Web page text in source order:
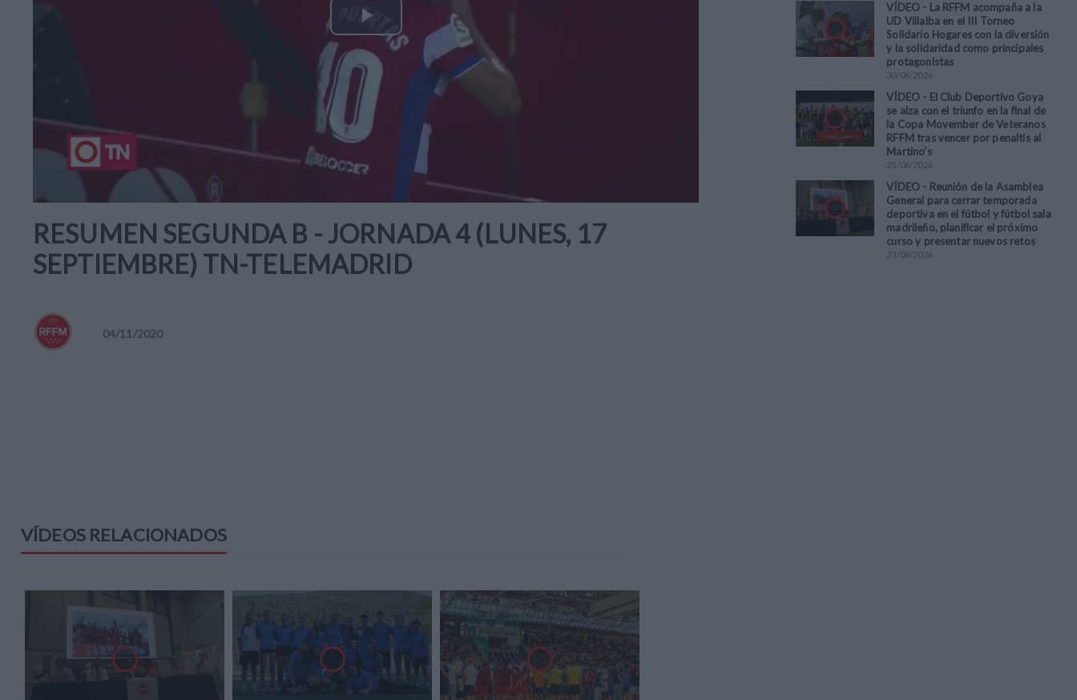
Play
Video
RESUMEN SEGUNDA B - JORNADA 4 (LUNES, 17
SEPTIEMBRE) TN-TELEMADRID
04/11 /2020
VÍDEOS RELACIONADOS
VÍDEO - La RFFM acompaña a la
UD Villalba en el III Torneo
Solidario Hogares con la diversión
y la solidaridad como principales
protagonistas
30/06/2026
VÍDEO - El Club Deportivo Goya
se alza con el triunfo en la final de
la Copa Movember de Veteranos
RFFM tras vencer por penaltis al
Martino's
25/06/2026
VÍDEO - Reunión de la Asamblea
General para cerrar temporada
deportiva en el fútbol y fútbol sala
madrileño, planificar el próximo
curso y presentar nuevos retos
23/06/2026